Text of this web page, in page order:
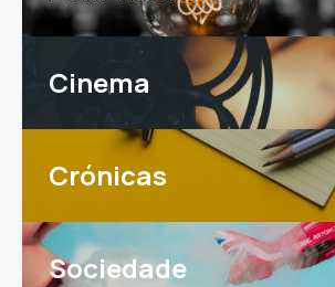
Cinema
Crónicas
Sociedade